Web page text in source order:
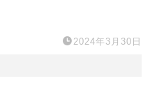
2024年3月30日